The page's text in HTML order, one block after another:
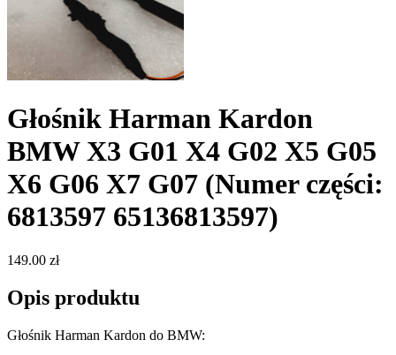
Głośnik Harman Kardon
BMW X3 G01 X4 G02 X5 G05
X6 G06 X7 G07 (Numer części:
6813597 65136813597)
149.00 zł
Opis produktu
Głośnik Harman Kardon do BMW: